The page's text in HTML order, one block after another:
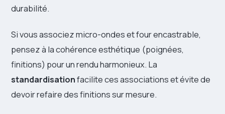
durabilité.
Si vous associez micro-ondes et four encastrable,
pensez à la cohérence esthétique (poignées,
finitions) pour un rendu harmonieux. La
standardisationfacilite ces associations et évite de
devoir refaire des finitions sur mesure.